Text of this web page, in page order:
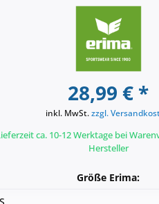
28,99 € *
inkl. MwSt.zzgl.
ca. 10-12 Werktage bei
Hersteller
Größe Erima: